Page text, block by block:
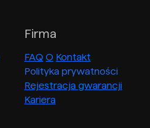
Firma
FAQ O Kontakt
Polityka prywatności
Rejestracja gwarancji
Kariera